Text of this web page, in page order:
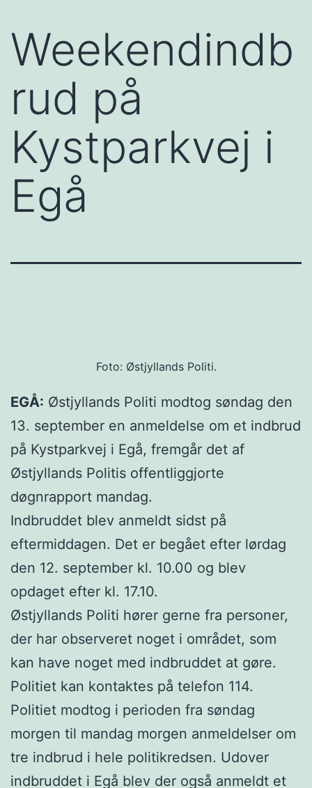
Weekendindb
rud på
Kystparkvej i
Egå
Foto: Østjyllands Politi.
EGÅ: Østjyllands Politi modtog søndag den
13. september en anmeldelse om et indbrud
på Kystparkvej i Egå, fremgår det af
Østjyllands Politis offentliggjorte
døgnrapport mandag.
Indbruddet blev anmeldt sidst på
eftermiddagen. Det er begået efter lørdag
den 12. september kl. 10.00 og blev
opdaget efter kl. 17.10.
Østjyllands Politi hører gerne fra personer,
der har observeret noget i området, som
kan have noget med indbruddet at gøre.
Politiet kan kontaktes på telefon 114.
Politiet modtog i perioden fra søndag
morgen til mandag morgen anmeldelser om
tre indbrud i hele politikredsen. Udover
indbruddet i Egå blev der også anmeldt et